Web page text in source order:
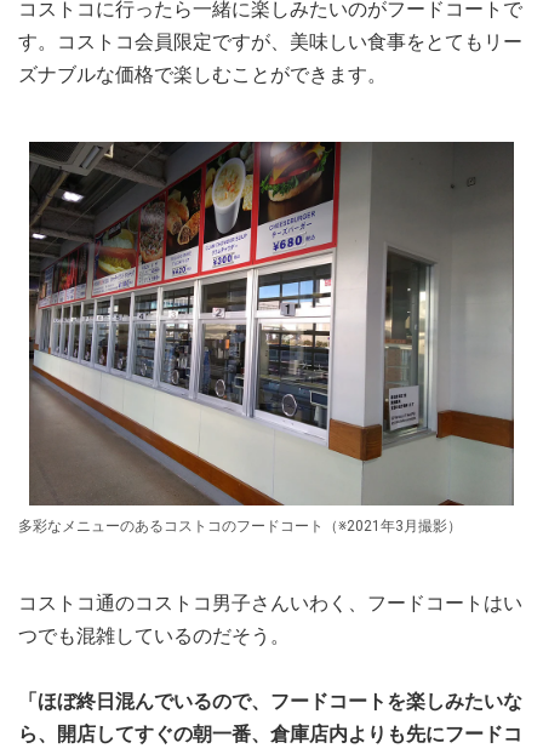
コストコに行ったら一緒に楽しみたいのがフードコートで
す。コストコ会員限定ですが、美味しい食事をとてもリー
ズナブルな価格で楽しむことができます。
多彩なメニューのあるコストコのフードコート（※2021年3月撮影）
コストコ通のコストコ男子さんいわく、フードコートはい
つでも混雑しているのだそう。
「ほぼ終日混んでいるので、フードコートを楽しみたいな
ら、開店してすぐの朝一番、倉庫店内よりも先にフードコ